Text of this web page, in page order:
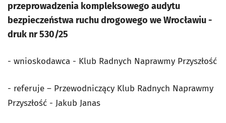
przeprowadzenia kompleksowego audytu
bezpieczeństwa ruchu drogowego we Wrocławiu -
druk nr 530/25
- wnioskodawca - Klub Radnych Naprawmy Przyszłość
- referuje – Przewodniczący Klub Radnych Naprawmy
Przyszłość - Jakub Janas